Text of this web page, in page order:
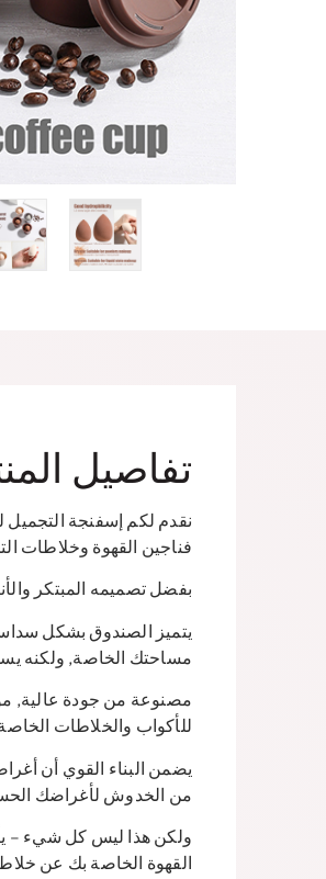
تفاصيل
فناجين القهوة وخلاطات
بفضل تصميمه المبتكر
يتميز الصندوق بشكل
مساحتك الخاصة, ولكنه
للأكواب والخلاطات
يضمن البناء القوي أن
من الخدوش لأغراضك
ولكن هذا ليس كل شيء –
القهوة الخاصة بك عن